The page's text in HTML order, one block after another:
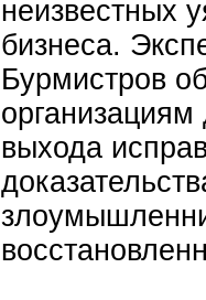
неизвестных
бизнеса.
Бурмистров
организациям
выхода